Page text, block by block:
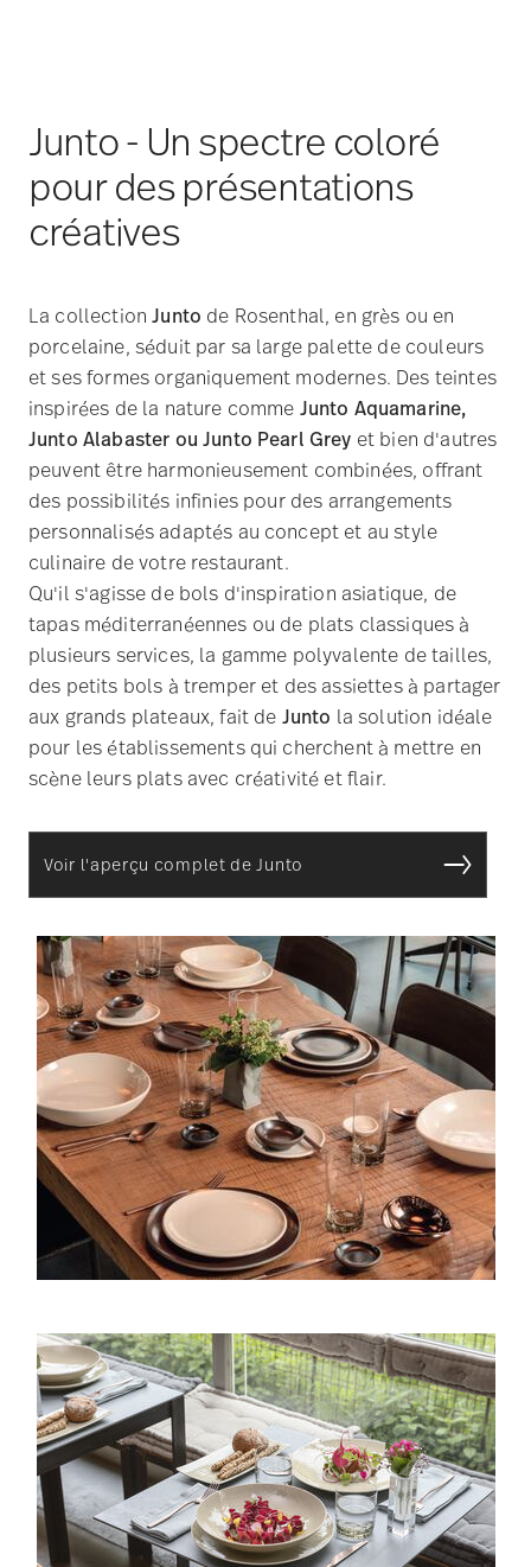
La collectionJuntode Rosenthal, en grès ou en
porcelaine, séduit par sa large palette de couleurs
et ses formes organiquement modernes. Des teintes
inspirées de la nature comme
peuvent être harmonieusement combinées, offrant
des possibilités infinies pour des arrangements
personnalisés adaptés au concept et au style
culinaire de votre restaurant.
Qu'il s'agisse de bols d'inspiration asiatique, de
tapas méditerranéennes ou de plats classiques à
plusieurs services, la gamme polyvalente de tailles,
des petits bols à tremper et des assiettes à partager
aux grands plateaux, fait deJunto
pour les établissements qui cherchent à mettre en
scène leurs plats avec créativité et flair.
Voir l'aperçu complet de Junto